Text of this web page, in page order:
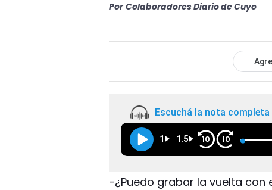
Por Colaboradores Diario de Cuyo
Escuchá la nota completa
1 1.5 10 10
-¿Puedo grabar la vuelta con